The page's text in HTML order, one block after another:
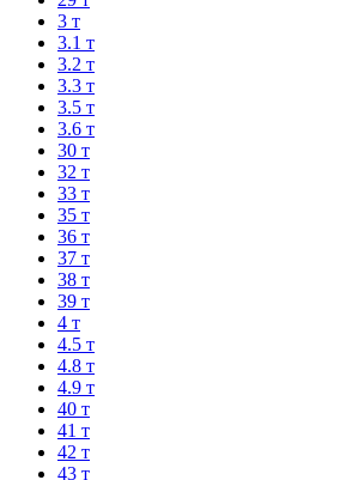
3 т
3.1 т
3.2 т
3.3 т
3.5 т
3.6 т
30 т
32 т
33 т
35 т
36 т
37 т
38 т
39 т
4 т
4.5 т
4.8 т
4.9 т
40 т
41 т
42 т
43 т